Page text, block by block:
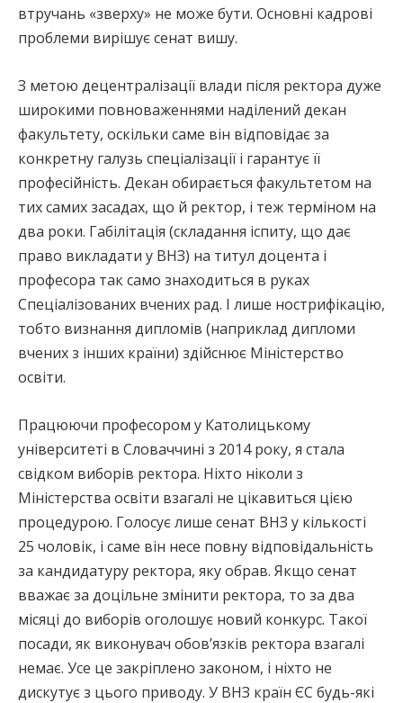
втручань «зверху» не може бути. Основні кадрові
проблеми вирішує сенат вишу.
З метою децентралізації влади після ректора дуже
широкими повноваженнями наділений декан
факультету, оскільки саме він відповідає за
конкретну галузь спеціалізації і гарантує її
професійність. Декан обирається факультетом на
тих самих засадах, що й ректор, і теж терміном на
два роки. Габілітація (складання іспиту, що дає
право викладати у ВНЗ) на титул доцента і
професора так само знаходиться в руках
Спеціалізованих вчених рад. І лише нострифікацію,
тобто визнання дипломів (наприклад дипломи
вчених з інших країни) здійснює Міністерство
освіти.
Працюючи професором у Католицькому
університеті в Словаччині з 2014 року, я стала
свідком виборів ректора. Ніхто ніколи з
Міністерства освіти взагалі не цікавиться цією
процедурою. Голосує лише сенат ВНЗ у кількості
25 чоловік, і саме він несе повну відповідальність
за кандидатуру ректора, яку обрав. Якщо сенат
вважає за доцільне змінити ректора, то за два
місяці до виборів оголошує новий конкурс. Такої
посади, як виконувач обов’язків ректора взагалі
немає. Усе це закріплено законом, і ніхто не
дискутує з цього приводу. У ВНЗ країн ЄС будь-які